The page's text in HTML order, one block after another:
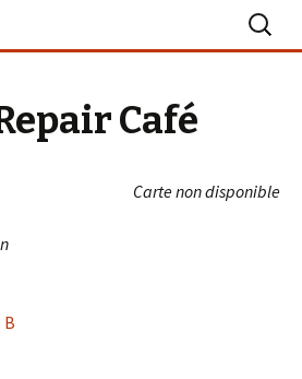
La Turballe
Café
Carte non disponible
B